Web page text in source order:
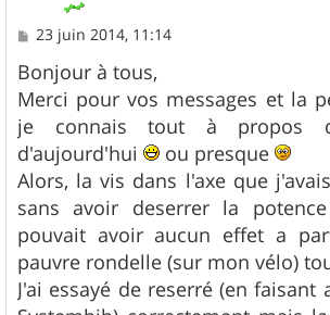
M
s
s
a
g
e
23 juin 2014, 11:14
Bonjour à tous,
Merci pour vos messages et la
je connais tout à propos
d'aujourd'hui
ou presque
Alors, la vis dans l'axe que
sans avoir deserrer la potence
pouvait avoir aucun effet a
pauvre rondelle (sur mon vélo)
J'ai essayé de reserré (en faisant